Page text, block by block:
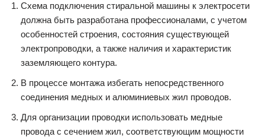
Схема подключения стиральной машины к электросети
должна быть разработана профессионалами, с учетом
особенностей строения, состояния существующей
электропроводки, а также наличия и характеристик
заземляющего контура.
В процессе монтажа избегать непосредственного
соединения медных и алюминиевых жил проводов.
Для организации проводки использовать медные
провода с сечением жил, соответствующим мощности